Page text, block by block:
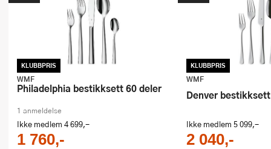
KLUBBPRIS
WMF
Philadelphia bestikksett 60 deler
1 anmeldelse
Ikke medlem 4 699,-
1 760,-
KLUBBPRIS
WMF
Denver
Ikke medlem 5 099,-
2 040,-